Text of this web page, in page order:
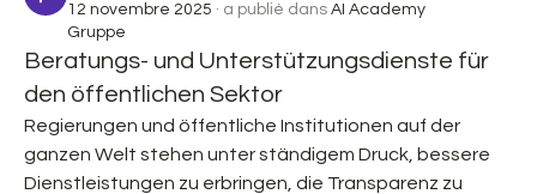
12 novembre 2025 · a publié dans AI Academy
Gruppe
Beratungs- und Unterstützungsdienste für
den öffentlichen Sektor
Regierungen und öffentliche Institutionen auf der
ganzen Welt stehen unter ständigem Druck, bessere
Dienstleistungen zu erbringen, die Transparenz zu